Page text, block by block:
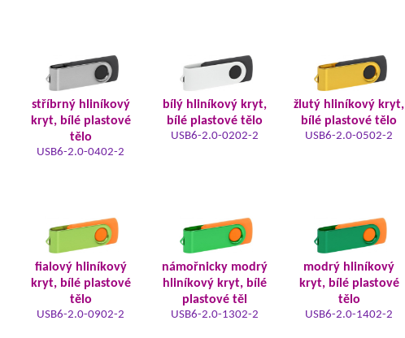
stříbrný hliníkový
kryt, bílé plastové
tělo
USB6-2.0-0402-2
bílý hliníkový kryt,
bílé plastové tělo
USB6-2.0-0202-2
žlutý hliníkový kryt,
bílé plastové tělo
USB6-2.0-0502-2
fialový hliníkový
kryt, bílé plastové
tělo
USB6-2.0-0902-2
námořnicky modrý
hliníkový kryt, bílé
plastové těl
USB6-2.0-1302-2
modrý hliníkový
kryt, bílé plastové
tělo
USB6-2.0-1402-2